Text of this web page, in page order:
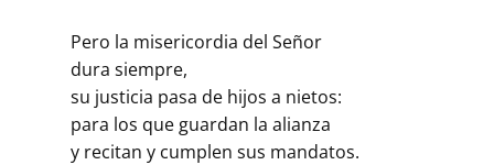
Pero la misericordia del Señor
dura siempre,
su justicia pasa de hijos a nietos:
para los que guardan la alianza
y recitan y cumplen sus mandatos.